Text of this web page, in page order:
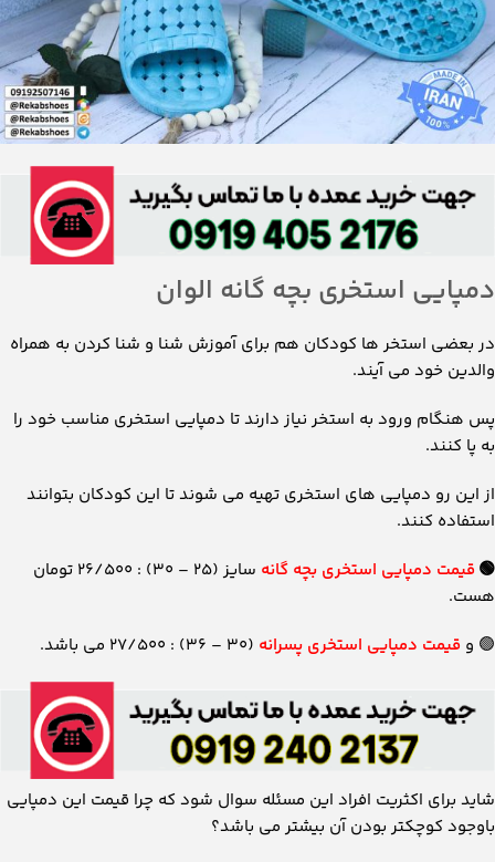
دمپایی استخری بچه گانه الوان
در بعضی استخر ها کودکان هم برای آموزش شنا و شنا کردن به همراه
والدین خود می آیند.
پس هنگام ورود به استخر نیاز دارند تا دمپایی استخری مناسب خود را
به پا کنند.
از این رو دمپایی های استخری تهیه می شوند تا این کودکان بتوانند
استفاده کنند.
🟢 قیمت دمپایی استخری بچه گانه
سایز (۲۵ – ۳۰) : ۲۶/۵۰۰ تومان
هست.
🟢 و قیمت دمپایی استخری پسرانه (۳۰ – ۳۶) : ۲۷/۵۰۰ می باشد.
شاید برای اکثریت افراد این مسئله سوال شود که چرا قیمت این دمپایی
باوجود کوچکتر بودن آن بیشتر می باشد؟